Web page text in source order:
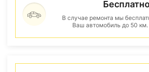
В случае ремонта мы
Ваш автомобиль до 50